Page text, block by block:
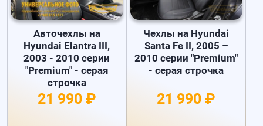
Авточехлы на
Hyundai Elantra III,
2003 - 2010 серии
"Premium" - серая
строчка
21 990 ₽
Чехлы на Hyundai
Santa Fe II, 2005 –
2010 серии "Premium"
- серая строчка
21 990 ₽